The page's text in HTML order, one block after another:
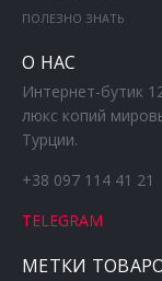
ПОЛЕЗНО ЗНАТЬ
О НАС
Интернет-бутик
люкс копий
Турции.
+38 097 114 41 21
TELEGRAM
МЕТКИ